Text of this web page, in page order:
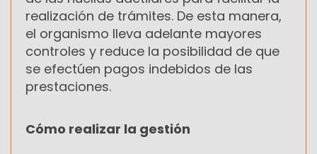
realización de trámites. De esta manera,
el organismo lleva adelante mayores
controles y reduce la posibilidad de que
se efectúen pagos indebidos de las
prestaciones.
Cómo realizar la gestión